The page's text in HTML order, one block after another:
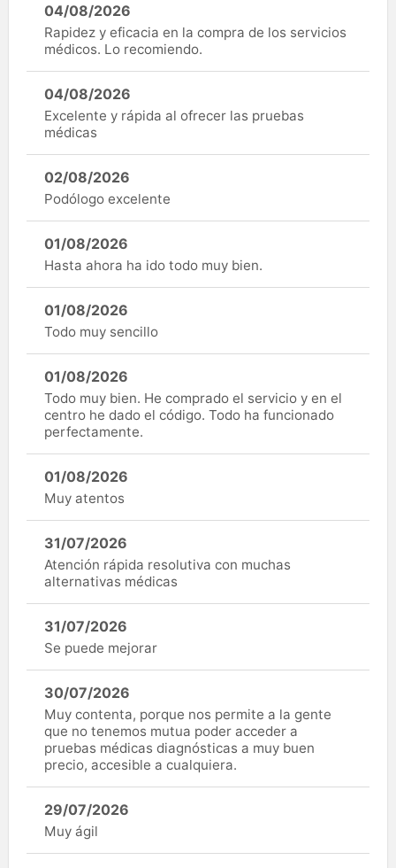
04/08/2026
Rapidez y eficacia en la compra de los servicios
médicos. Lo recomiendo.
04/08/2026
Excelente y rápida al ofrecer las pruebas
médicas
02/08/2026
Podólogo excelente
01/08/2026
Hasta ahora ha ido todo muy bien.
01/08/2026
Todo muy sencillo
01/08/2026
Todo muy bien. He comprado el servicio y en el
centro he dado el código. Todo ha funcionado
perfectamente.
01/08/2026
Muy atentos
31/07/2026
Atención rápida resolutiva con muchas
alternativas médicas
31/07/2026
Se puede mejorar
30/07/2026
Muy contenta, porque nos permite a la gente
que no tenemos mutua poder acceder a
pruebas médicas diagnósticas a muy buen
precio, accesible a cualquiera.
29/07/2026
Muy ágil